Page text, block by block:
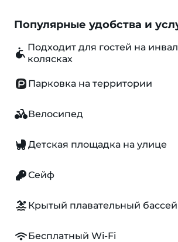
Популярные удобства и
Подходит для гостей на
колясках
Парковка на территории
Велосипед
Детская площадка на улице
Сейф
Крытый плавательный
Бесплатный Wi-Fi